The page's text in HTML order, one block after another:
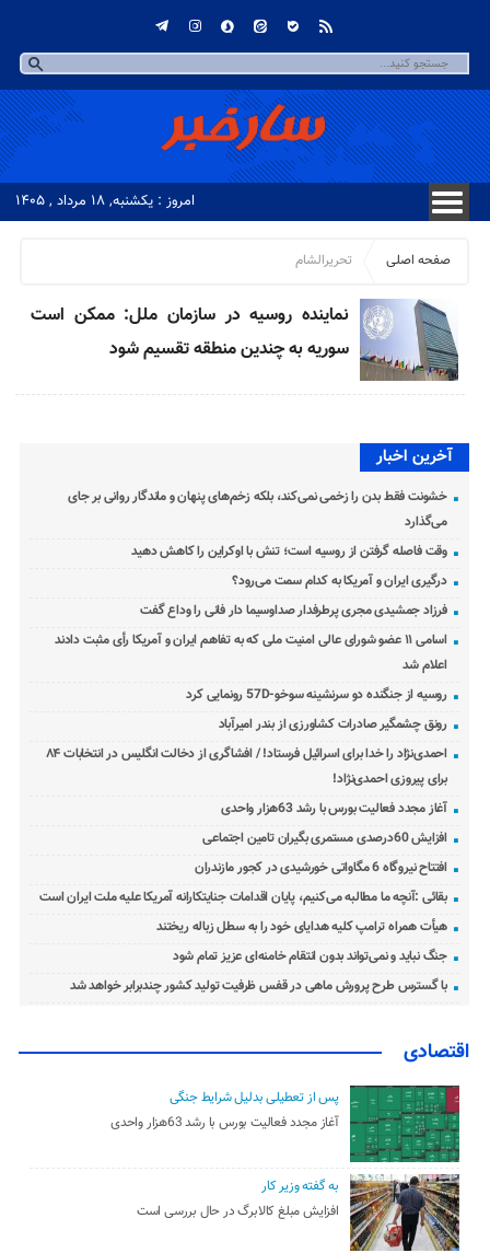
امروز : یکشنبه, ۱۸ مرداد , ۱۴۰۵
صفحه اصلی تحریرالشام
نماینده روسیه در سازمان ملل: ممکن است
سوریه به چندین منطقه تقسیم شود
آخرین اخبار
خشونت فقط بدن را زخمی نمی‌کند، بلکه زخم‌های پنهان و ماندگار روانی بر جای
می‌گذارد
وقت فاصله گرفتن از روسیه است؛ تنش با اوکراین را کاهش دهید
درگیری ایران و آمریکا به کدام سمت می‌رود؟
فرزاد جمشیدی مجری پرطرفدار صداوسیما دار فانی را وداع گفت
اسامی ۱۱ عضو شورای عالی امنیت ملی که به تفاهم ایران و آمریکا رأی مثبت دادند
اعلام شد
روسیه از جنگنده دو سرنشینه سوخو-57D رونمایی کرد
رونق چشمگیر صادرات کشاورزی از بندر امیرآباد
احمدی‌نژاد را خدا برای اسرائیل فرستاد! / افشاگری از دخالت انگلیس در انتخابات ۸۴
برای پیروزی احمدی‌نژاد!
آغاز مجدد فعالیت بورس با رشد 63هزار واحدی
افزایش 60درصدی مستمری بگیران تامین اجتماعی
افتتاح نیروگاه 6 مگاواتی خورشیدی در کجور مازندران
بقائی :آنچه ما مطالبه می‌کنیم، پایان اقدامات جنایتکارانه آمریکا علیه ملت ایران است
هیأت همراه ترامپ کلیه هدایای خود را به سطل زباله ریختند
جنگ نباید و نمی‌تواند بدون انتقام خامنه‌ای عزیز تمام شود
با گسترس طرح پرورش ماهی در قفس ظرفیت تولید کشور چندبرابر خواهد شد
اقتصادی
پس از تعطیلی بدلیل شرایط جنگی
آغاز مجدد فعالیت بورس با رشد 63هزار واحدی
به گفته وزیر کار
افزایش مبلغ کالابرگ در حال بررسی است